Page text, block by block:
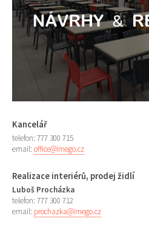
Kancelář
telefon: 777 300 715
email: office@imego.cz
Realizace interiérů, prodej židlí
Luboš Procházka
telefon: 777 300 712
email: prochazka@imego.cz